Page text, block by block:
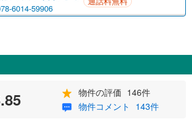
6014-59906
物件の評価 146件
物件コメント
143件